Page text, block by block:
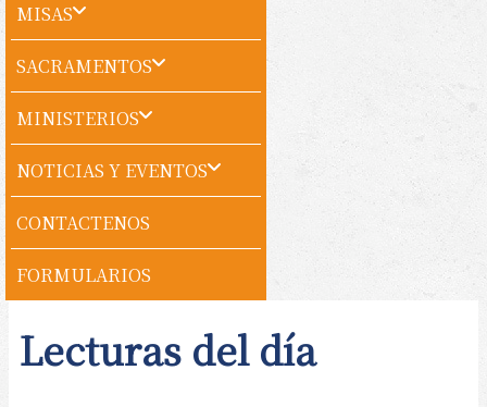
MISAS
SACRAMENTOS
MINISTERIOS
NOTICIAS Y EVENTOS
CONTACTENOS
FORMULARIOS
Lecturas del día